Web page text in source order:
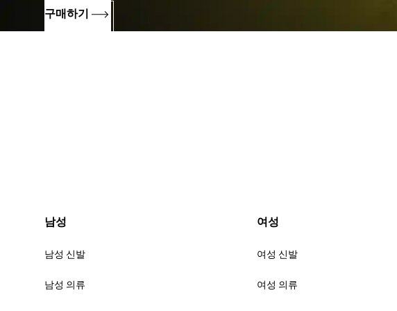
구매하기
남성
남성 신발
남성 의류
여성
여성 신발
여성 의류